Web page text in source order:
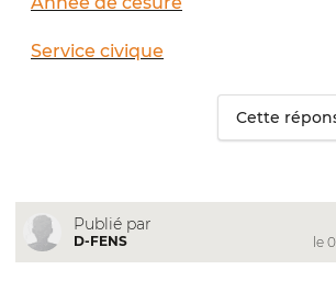
Service civique
Cette
Publié par
D-FENS
le